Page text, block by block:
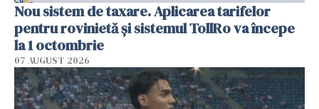
Nou sistem de taxare. Aplicarea tarifelor
pentru rovinietă şi sistemul TollRo va începe
la 1 octombrie
07 AUGUST 2026